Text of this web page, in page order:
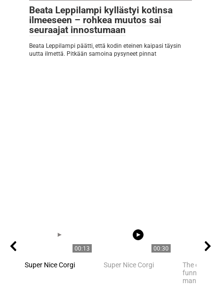
Beata Leppilampi kyllästyi kotinsa
ilmeeseen – rohkea muutos sai
seuraajat innostumaan
Beata Leppilampi päätti, että kodin eteinen kaipasi täysin
uutta ilmettä. Pitkään samoina pysyneet pinnat
00:13
Super Nice Corgi
00:30
Super Nice Corgi
The owner
funny cat
many of us